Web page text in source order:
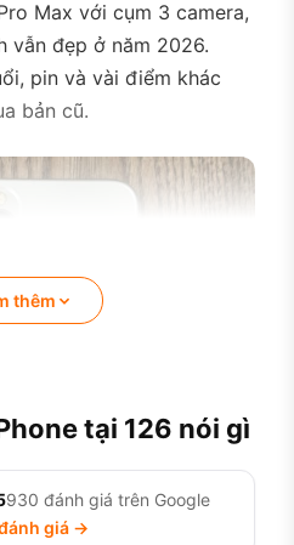
Max với cụm 3 camera,
vẫn đẹp ở năm 2026.
pin và vài điểm khác
bản cũ.
thêm
tại 126 nói gì
930 đánh giá trên Google
giá →